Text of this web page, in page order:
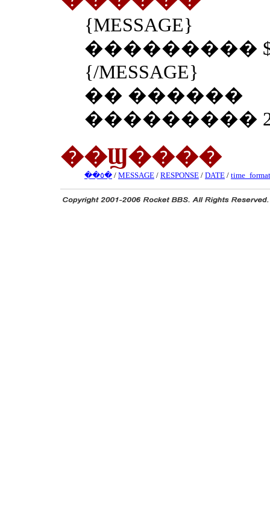
{MESSAGE}
���������
{/MESSAGE}
�� ������
���������
��Ϣ����
��٥� / MESSAGE / RESPONSE / DATE / time_format